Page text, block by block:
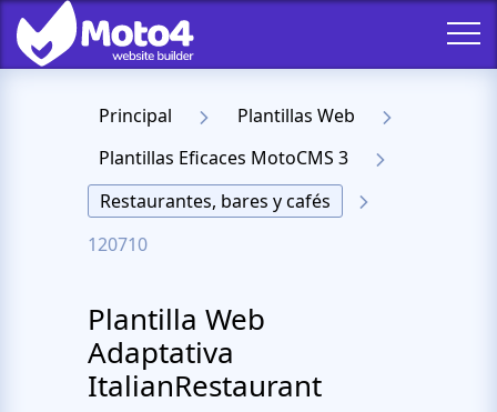
Principal
Plantillas Web
Plantillas Eficaces MotoCMS 3
Restaurantes, bares y cafés
120710
Plantilla Web
Adaptativa
ItalianRestaurant